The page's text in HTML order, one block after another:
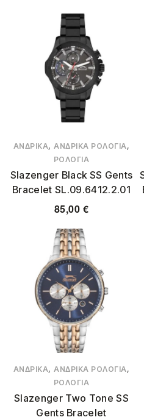
ΑΝΔΡΙΚΆ,ΑΝΔΡΙΚΆ ΡΟΛΌΓΙΑ,
ΡΟΛΌΓΙΑ
Slazenger Black SS Gents
Bracelet SL.09.6412.2.01
85,00 €
ΑΝΔΡΙΚΆ,ΑΝΔΡΙΚΆ ΡΟΛΌΓΙΑ,
ΡΟΛΌΓΙΑ
Slazenger Two Tone SS
Gents Bracelet